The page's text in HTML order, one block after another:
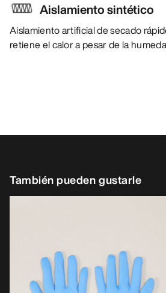
Aislamiento sintético
Aislamiento artificial de secado
retiene el calor a pesar de la
También pueden gustarle